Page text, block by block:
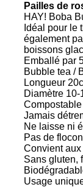
Pailles de
HAY! Boba
Idéal pour le
également
boissons
Emballé par
Bubble tea /
Longueur
Diamètre 10-
Jamais
Ne laisse ni
Pas de
Convient
Sans gluten,
Usage